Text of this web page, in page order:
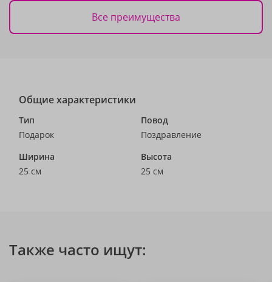
Все преимущества
Общие характеристики
Тип
Подарок
Повод
Поздравление
Ширина
25 см
Высота
25 см
Также часто ищут: